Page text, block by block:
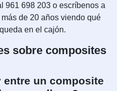
961 698 203 o escríbenos a
de 20 años viendo qué
en el cajón.
sobre composites
entre un composite